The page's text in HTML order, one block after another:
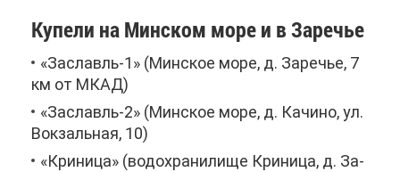
Ку­пе­ли на Мин­ском мо­ре и в За­ре­чье
«За­славль-1» (Мин­ское мо­ре, д. За­ре­чье, 7
км от МКАД)
«За­славль-2» (Мин­ское мо­ре, д. Ка­чи­но, ул.
Вок­заль­ная, 10)
«Кри­ни­ца» (во­до­хра­ни­ли­ще Кри­ни­ца, д. За­